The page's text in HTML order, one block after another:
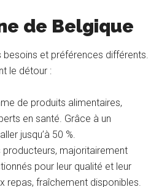
de Belgique
besoins et préférences différents.
le détour :
de produits alimentaires,
en santé. Grâce à un
jusqu’à 50 %.
majoritairement
pour leur qualité et leur
fraîchement disponibles.